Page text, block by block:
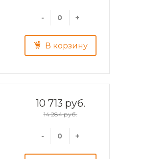
- +
В корзину
10 713 руб.
14 284 руб.
- +